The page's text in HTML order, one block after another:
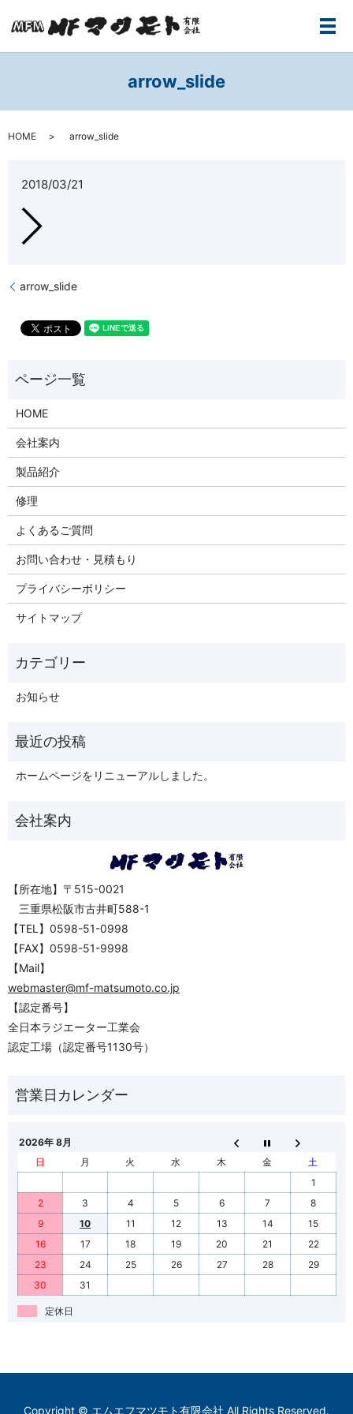
メ
arrow_slide
HOME arrow_slide
2018/03/21
arrow_slide
HOME
会社案内
製品紹介
修理
よくあるご質問
お問い合わせ・見積もり
プライバシーポリシー
サイトマップ
お知らせ
ホームページをリニューアルしました。
【所在地】〒515-0021
三重県松阪市古井町588-1
【TEL】0598-51-0998
【FAX】0598-51-9998
【Mail】
webmaster@mf-matsumoto.co.jp
【認定番号】
全日本ラジエーター工業会
認定工場（認定番号1130号）
2026年 8月
日
月 火 水 木 金
土
1
2
3 4 5 6 7
8
9
10 11 12 13 14
15
16
17 18 19 20 21
22
23
24 25 26 27 28
29
30
31
定休日
Copyright © エムエフマツモト有限会社 All Rights Reserved.